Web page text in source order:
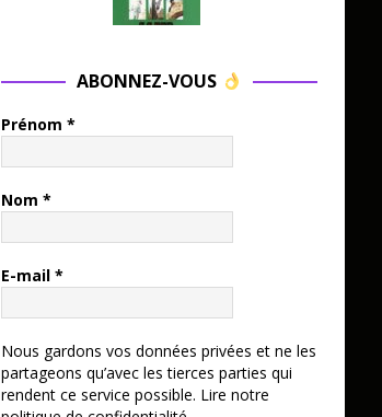
ABONNEZ-VOUS
Prénom *
Nom *
E-mail *
Nous gardons vos données privées et ne les
partageons qu’avec les tierces parties qui
rendent ce service possible. Lire notre